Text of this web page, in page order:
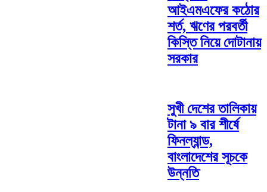
আইএমএফের কঠোর
শর্ত, ঋণের পরবর্তী
কিস্তি নিয়ে দোটানায়
সরকার
সুখী দেশের তালিকায়
টানা ৯ বার শীর্ষে
ফিনল্যান্ড,
বাংলাদেশের সূচকে
উন্নতি